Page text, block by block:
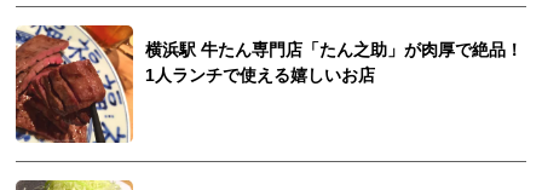
横浜駅 牛たん専門店「たん之助」が肉厚で絶品！
1人ランチで使える嬉しいお店